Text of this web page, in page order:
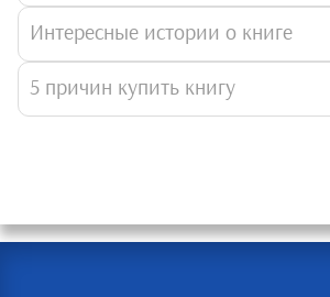
Интересные истории о книге
5 причин купить книгу